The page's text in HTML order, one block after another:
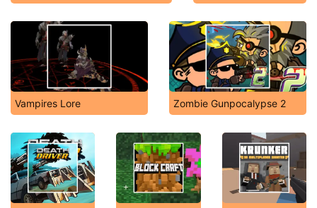
Vampires Lore Zombie Gunpocalypse 2